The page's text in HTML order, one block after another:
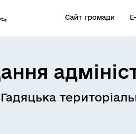
Сайт громади
Гадяцька